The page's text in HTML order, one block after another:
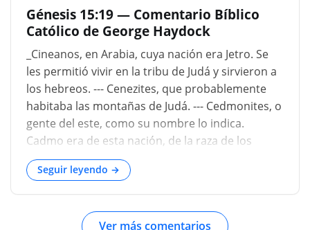
Génesis 15:19 — Comentario Bíblico
Católico de George Haydock
_Cineanos, en Arabia, cuya nación era Jetro. Se
les permitió vivir en la tribu de Judá y sirvieron a
los hebreos. --- Cenezites, que probablemente
habitaba las montañas de Judá. --- Cedmonites, o
gente del este, como su nombre lo indica.
Cadmo era de esta nación, de la raza de los
Heveanos, y vivía en los alrededores del monte
Hermón, de donde su esposa se llamaba
Hermione. Quizás fue uno de los que huyeron
ante la llegada de Josué; y se dice que sembró
dientes de dragón para poblar su ciudad de
Seguir leyendo →
Ver más comentarios